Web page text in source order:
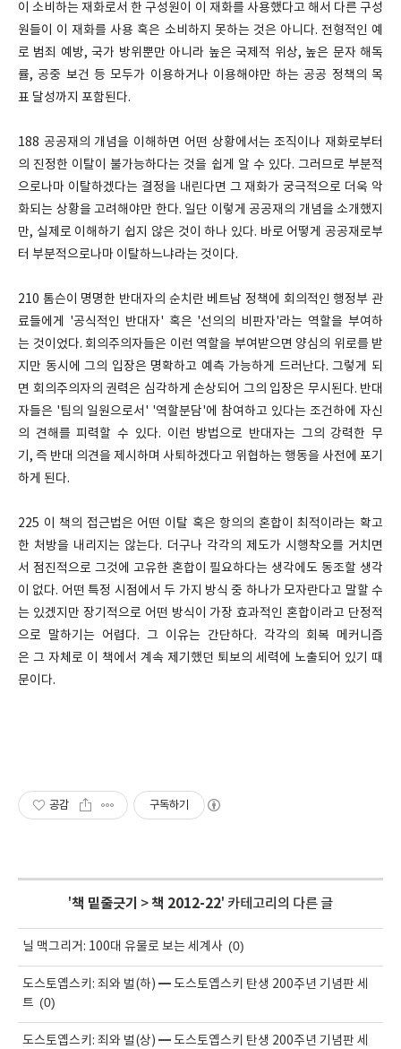
이 소비하는 재화로서 한 구성원이 이 재화를 사용했다고 해서 다른 구성
원들이 이 재화를 사용 혹은 소비하지 못하는 것은 아니다. 전형적인 예
로 범죄 예방, 국가 방위뿐만 아니라 높은 국제적 위상, 높은 문자 해독
률, 공중 보건 등 모두가 이용하거나 이용해야만 하는 공공 정책의 목
표 달성까지 포함된다.
188 공공재의 개념을 이해하면 어떤 상황에서는 조직이나 재화로부터
의 진정한 이탈이 불가능하다는 것을 쉽게 알 수 있다. 그러므로 부분적
으로나마 이탈하겠다는 결정을 내린다면 그 재화가 궁극적으로 더욱 악
화되는 상황을 고려해야만 한다. 일단 이렇게 공공재의 개념을 소개했지
만, 실제로 이해하기 쉽지 않은 것이 하나 있다. 바로 어떻게 공공재로부
터 부분적으로나마 이탈하느냐라는 것이다.
210 톰슨이 명명한 반대자의 순치란 베트남 정책에 회의적인 행정부 관
료들에게 '공식적인 반대자' 혹은 '선의의 비판자'라는 역할을 부여하
는 것이었다. 회의주의자들은 이런 역할을 부여받으면 양심의 위로를 받
지만 동시에 그의 입장은 명확하고 예측 가능하게 드러난다. 그렇게 되
면 회의주의자의 권력은 심각하게 손상되어 그의 입장은 무시된다. 반대
자들은 '팀의 일원으로서' '역할분담'에 참여하고 있다는 조건하에 자신
의 견해를 피력할 수 있다. 이런 방법으로 반대자는 그의 강력한 무
기, 즉 반대 의견을 제시하며 사퇴하겠다고 위협하는 행동을 사전에 포기
하게 된다.
225 이 책의 접근법은 어떤 이탈 혹은 항의의 혼합이 최적이라는 확고
한 처방을 내리지는 않는다. 더구나 각각의 제도가 시행착오를 거치면
서 점진적으로 그것에 고유한 혼합이 필요하다는 생각에도 동조할 생각
이 없다. 어떤 특정 시점에서 두 가지 방식 중 하나가 모자란다고 말할 수
는 있겠지만 장기적으로 어떤 방식이 가장 효과적인 혼합이라고 단정적
으로 말하기는 어렵다. 그 이유는 간단하다. 각각의 회복 메커니즘
은 그 자체로 이 책에서 계속 제기했던 퇴보의 세력에 노출되어 있기 때
문이다.
공감 구독하기
'책 밑줄긋기 >책 2012-22' 카테고리의 다른 글
닐 맥그리거: 100대 유물로 보는 세계사 (0)
도스토옙스키: 죄와 벌(하) ━ 도스토옙스키 탄생 200주년 기념판 세
트 (0)
도스토옙스키: 죄와 벌(상) ━ 도스토옙스키 탄생 200주년 기념판 세